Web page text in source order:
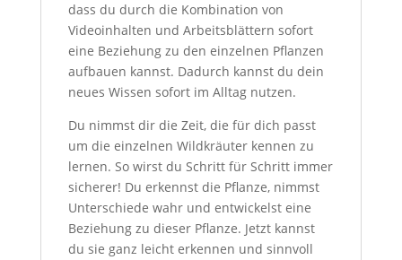
dass du durch die Kombination von
Videoinhalten und Arbeitsblättern sofort
eine Beziehung zu den einzelnen Pflanzen
aufbauen kannst. Dadurch kannst du dein
neues Wissen sofort im Alltag nutzen.
Du nimmst dir die Zeit, die für dich passt
um die einzelnen Wildkräuter kennen zu
lernen. So wirst du Schritt für Schritt immer
sicherer! Du erkennst die Pflanze, nimmst
Unterschiede wahr und entwickelst eine
Beziehung zu dieser Pflanze. Jetzt kannst
du sie ganz leicht erkennen und sinnvoll